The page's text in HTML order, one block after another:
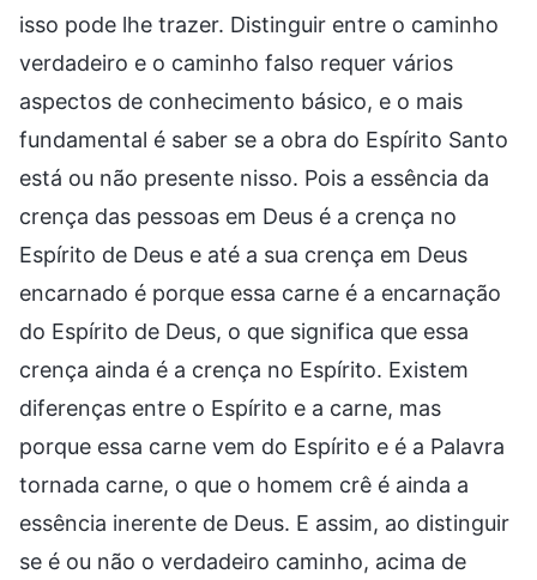
isso pode lhe trazer. Distinguir entre o caminho
verdadeiro e o caminho falso requer vários
aspectos de conhecimento básico, e o mais
fundamental é saber se a obra do Espírito Santo
está ou não presente nisso. Pois a essência da
crença das pessoas em Deus é a crença no
Espírito de Deus e até a sua crença em Deus
encarnado é porque essa carne é a encarnação
do Espírito de Deus, o que significa que essa
crença ainda é a crença no Espírito. Existem
diferenças entre o Espírito e a carne, mas
porque essa carne vem do Espírito e é a Palavra
tornada carne, o que o homem crê é ainda a
essência inerente de Deus. E assim, ao distinguir
se é ou não o verdadeiro caminho, acima de